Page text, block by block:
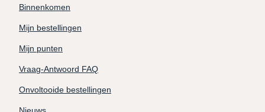
Binnenkomen
Mijn bestellingen
Mijn punten
Vraag-Antwoord FAQ
Onvoltooide bestellingen